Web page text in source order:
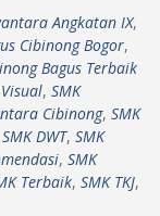
Angkatan IX,
Cibinong Bogor,
Bagus Terbaik
, SMK
Cibinong, SMK
SMK DWT, SMK
, SMK
Terbaik, SMK TKJ,